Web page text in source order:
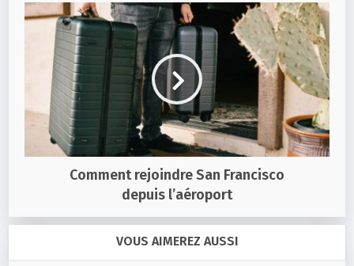
Comment rejoindre San Francisco
depuis l’aéroport
VOUS AIMEREZ AUSSI